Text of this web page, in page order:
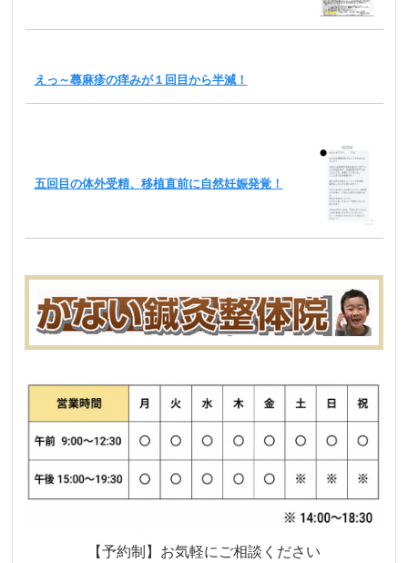
えっ～蕁麻疹の痒みが１回目から半減！
五回目の体外受精、移植直前に自然妊娠発覚！
【予約制】お気軽にご相談ください